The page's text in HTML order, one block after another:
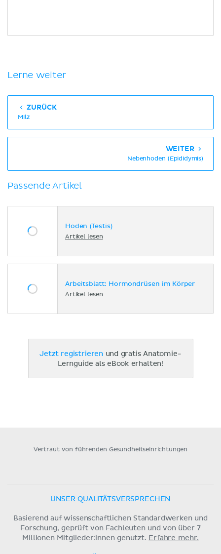
Lerne weiter
ZURÜCK
Milz
WEITER
Nebenhoden (Epididymis)
Passende Artikel
Hoden (Testis)
Artikel lesen
Arbeitsblatt: Hormondrüsen im Körper
Artikel lesen
Jetzt registrieren und gratis Anatomie-
Lernguide als eBook erhalten!
Vertraut von führenden Gesundheitseinrichtungen
UNSER QUALITÄTSVERSPRECHEN
Basierend auf wissenschaftlichen Standardwerken und
Forschung, geprüft von Fachleuten und von über 7
Millionen Mitglieder:innen genutzt. Erfahre mehr.